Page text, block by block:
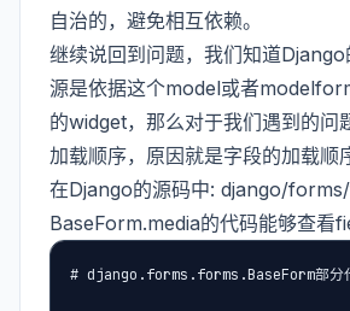
自治的，避免相互依赖。
继续说回到问题，我们知道
源是依据这个model或者
的widget，那么对于我们遇到的
加载顺序，原因就是字段的加载顺
在Django的源码中: django/
BaseForm.media的代码能够查看
# django.forms.forms.BaseForm部分